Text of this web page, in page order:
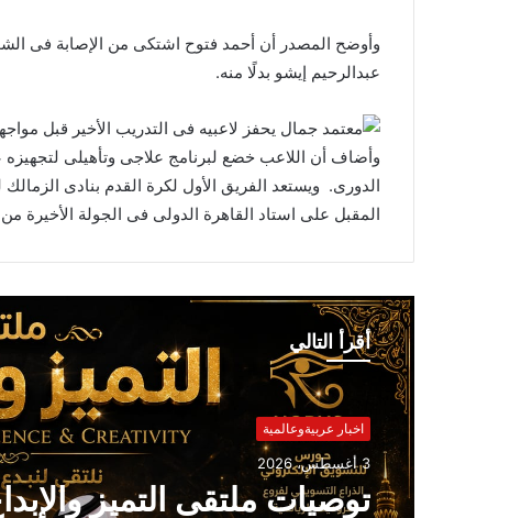
وأوضح المصدر أن أحمد فتوح اشتكى من الإصابة فى
عبدالرحيم إيشو بدلًا منه.
وأضاف أن اللاعب خضع لبرنامج علاجى وتأهيلى لتجهيزه
الدورى. ويستعد الفريق الأول لكرة القدم بنادى الزمالك
المقبل على استاد القاهرة الدولى فى الجولة الأخيرة
أقرأ التالي
اخبار عربيةوعالمية
3 أغسطس، 2026
الاسرة والمجتمع
3 أغسطس، 2026